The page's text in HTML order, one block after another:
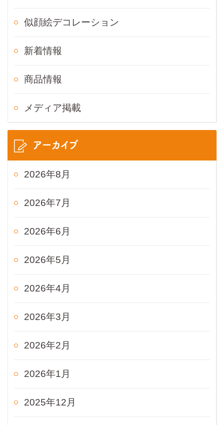
似顔絵デコレーション
新着情報
商品情報
メディア掲載
アーカイブ
2026年8月
2026年7月
2026年6月
2026年5月
2026年4月
2026年3月
2026年2月
2026年1月
2025年12月